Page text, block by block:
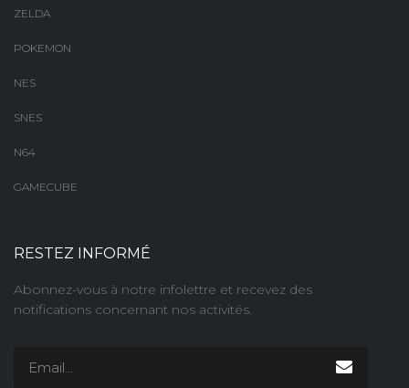
ZELDA
POKEMON
NES
SNES
N64
GAMECUBE
RESTEZ INFORMÉ
Abonnez-vous à notre infolettre et recevez des
notifications concernant nos activités.